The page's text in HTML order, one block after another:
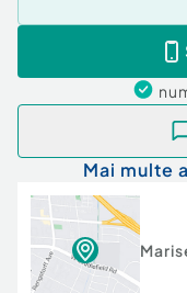
Cod ofertă / ID
Id intern: P157392
Mai multe